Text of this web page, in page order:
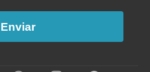
Enviar